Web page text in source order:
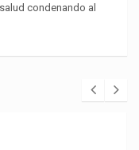
condenando al